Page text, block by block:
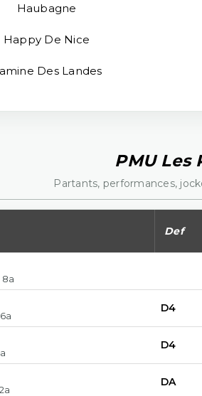
Haubagne
Happy De Nice
Des Landes
PMU Les
Partants, performances,
Def
8a
D4
D4
DA